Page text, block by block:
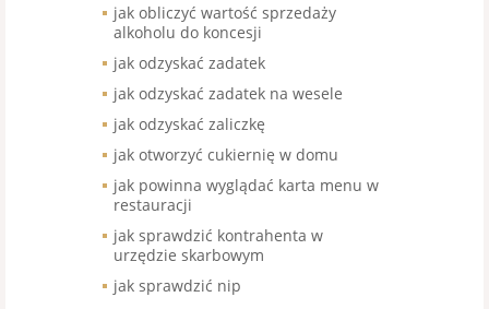
jak obliczyć wartość sprzedaży
alkoholu do koncesji
jak odzyskać zadatek
jak odzyskać zadatek na wesele
jak odzyskać zaliczkę
jak otworzyć cukiernię w domu
jak powinna wyglądać karta menu w
restauracji
jak sprawdzić kontrahenta w
urzędzie skarbowym
jak sprawdzić nip